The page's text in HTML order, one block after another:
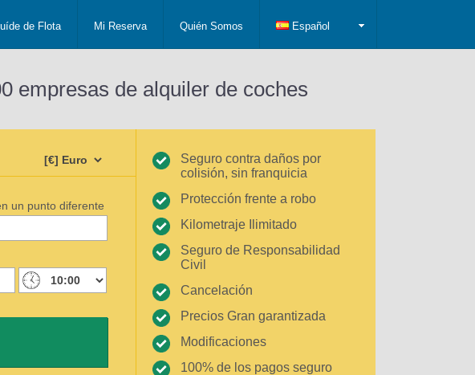
de Flota Mi Reserva Quién Somos Español
empresas de alquiler de coches
un punto diferente
Seguro contra daños por
colisión, sin franquicia
Protección frente a robo
Kilometraje Ilimitado
Seguro de Responsabilidad
Civil
Cancelación
Precios Gran garantizada
Modificaciones
100% de los pagos seguro